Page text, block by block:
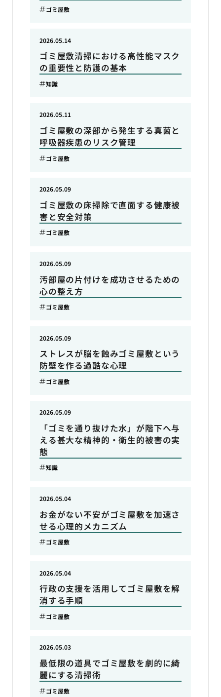
ゴミ屋敷
ゴミ屋敷清掃における高性能マスク
の重要性と防護の基本
2026.05.14
知識
ゴミ屋敷の深部から発生する真菌と
呼吸器疾患のリスク管理
2026.05.11
ゴミ屋敷
ゴミ屋敷の床掃除で直面する健康被
害と安全対策
2026.05.09
ゴミ屋敷
汚部屋の片付けを成功させるための
心の整え方
2026.05.09
ゴミ屋敷
ストレスが脳を蝕みゴミ屋敷という
防壁を作る過酷な心理
2026.05.09
ゴミ屋敷
「ゴミを通り抜けた水」が階下へ与
える甚大な精神的・衛生的被害の実
態
2026.05.09
知識
お金がない不安がゴミ屋敷を加速さ
せる心理的メカニズム
2026.05.04
ゴミ屋敷
行政の支援を活用してゴミ屋敷を解
消する手順
2026.05.04
ゴミ屋敷
最低限の道具でゴミ屋敷を劇的に綺
麗にする清掃術
2026.05.03
ゴミ屋敷